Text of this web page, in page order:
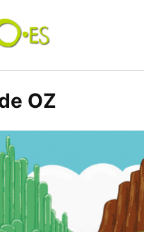
OZ